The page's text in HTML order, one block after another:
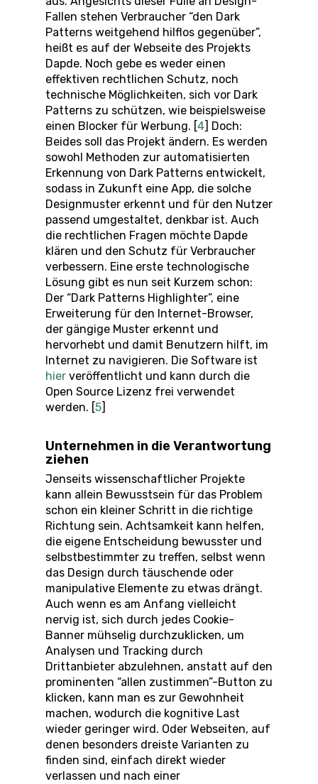
Fallen stehen Verbraucher “den Dark
Patterns weitgehend hilflos gegenüber”,
heißt es auf der Webseite des Projekts
Dapde. Noch gebe es weder einen
effektiven rechtlichen Schutz, noch
technische Möglichkeiten, sich vor Dark
Patterns zu schützen, wie beispielsweise
einen Blocker für Werbung. [4] Doch:
Beides soll das Projekt ändern. Es werden
sowohl Methoden zur automatisierten
Erkennung von Dark Patterns entwickelt,
sodass in Zukunft eine App, die solche
Designmuster erkennt und für den Nutzer
passend umgestaltet, denkbar ist. Auch
die rechtlichen Fragen möchte Dapde
klären und den Schutz für Verbraucher
verbessern. Eine erste technologische
Lösung gibt es nun seit Kurzem schon:
Der “Dark Patterns Highlighter”, eine
Erweiterung für den Internet-Browser,
der gängige Muster erkennt und
hervorhebt und damit Benutzern hilft, im
Internet zu navigieren. Die Software ist
hier veröffentlicht und kann durch die
Open Source Lizenz frei verwendet
werden. [5]
Unternehmen in die Verantwortung
ziehen
Jenseits wissenschaftlicher Projekte
kann allein Bewusstsein für das Problem
schon ein kleiner Schritt in die richtige
Richtung sein. Achtsamkeit kann helfen,
die eigene Entscheidung bewusster und
selbstbestimmter zu treffen, selbst wenn
das Design durch täuschende oder
manipulative Elemente zu etwas drängt.
Auch wenn es am Anfang vielleicht
nervig ist, sich durch jedes Cookie-
Banner mühselig durchzuklicken, um
Analysen und Tracking durch
Drittanbieter abzulehnen, anstatt auf den
prominenten “allen zustimmen”-Button zu
klicken, kann man es zur Gewohnheit
machen, wodurch die kognitive Last
wieder geringer wird. Oder Webseiten, auf
denen besonders dreiste Varianten zu
finden sind, einfach direkt wieder
verlassen und nach einer